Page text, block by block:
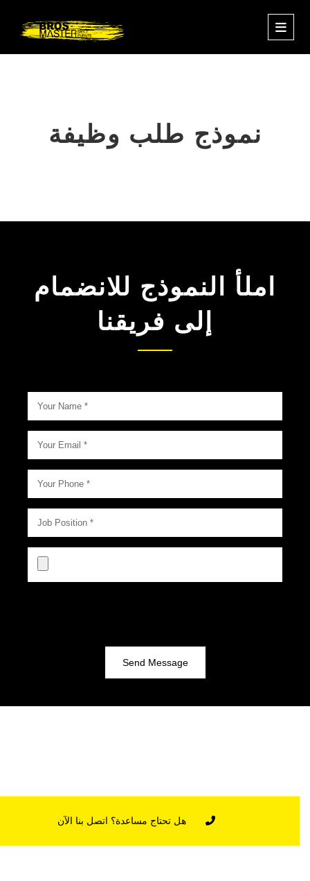
نموذج طلب وظيفة
املأ النموذج للانضمام
إلى فريقنا
Send Message
هل تحتاج مساعدة؟ اتصل بنا الآن